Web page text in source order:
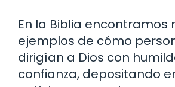
En la Biblia encontramos
ejemplos de cómo
dirigían a Dios con
confianza, depositando